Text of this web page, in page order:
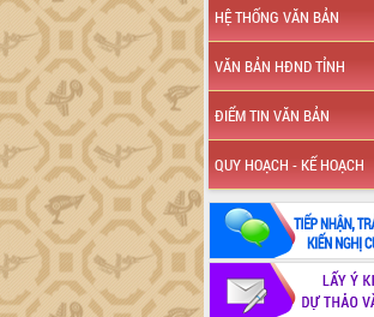
HỆ THỐNG VĂN BẢN
VĂN BẢN HĐND TỈNH
ĐIỂM TIN VĂN BẢN
QUY HOẠCH - KẾ HOẠCH